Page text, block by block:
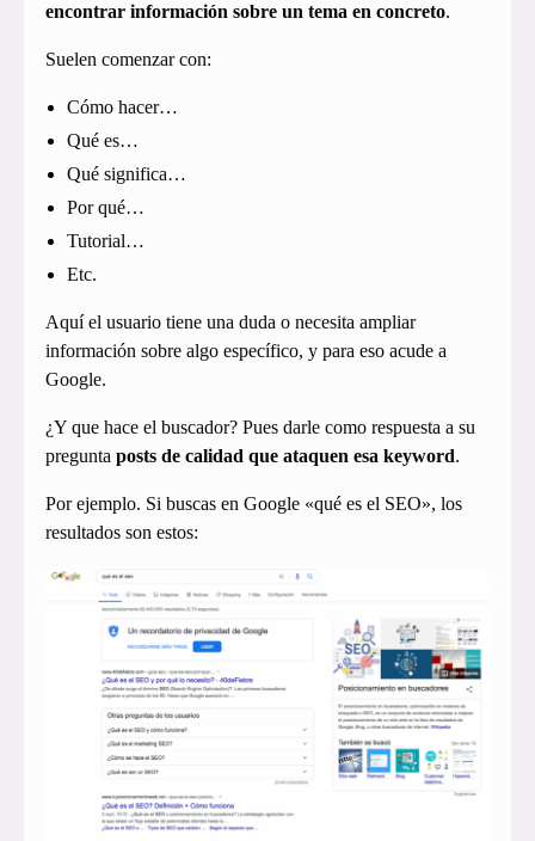
encontrar información sobre un tema en concreto.
Suelen comenzar con:
Cómo hacer…
Qué es…
Qué significa…
Por qué…
Tutorial…
Etc.
Aquí el usuario tiene una duda o necesita ampliar
información sobre algo específico, y para eso acude a
Google.
¿Y que hace el buscador? Pues darle como respuesta a su
pregunta posts de calidad que ataquen esa keyword.
Por ejemplo. Si buscas en Google «qué es el SEO», los
resultados son estos: